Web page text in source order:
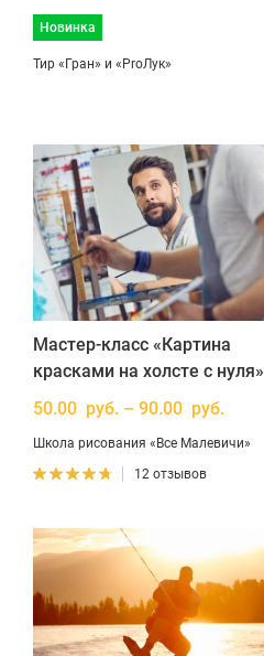
Новинка
Тир «Гран» и «ProЛук»
Мастер-класс «Картина
красками на холсте с нуля»
50.00 руб. – 90.00 руб.
Школа рисования «Все Малевичи»
12 отзывов